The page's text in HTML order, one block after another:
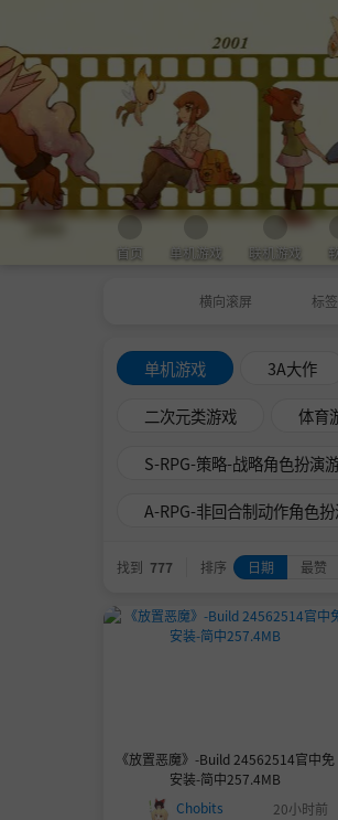
首页 单机游戏 联机游戏
横向滚屏 标
单机游戏 3A大作
二次元类游戏 体育
S-RPG-策略-战略角色扮演
A-RPG-非回合制动作角色
找到 777 排序 日期 最赞
《放置恶魔》-Build 24562514官中免
安装-简中257.4MB
Chobits
20小时前